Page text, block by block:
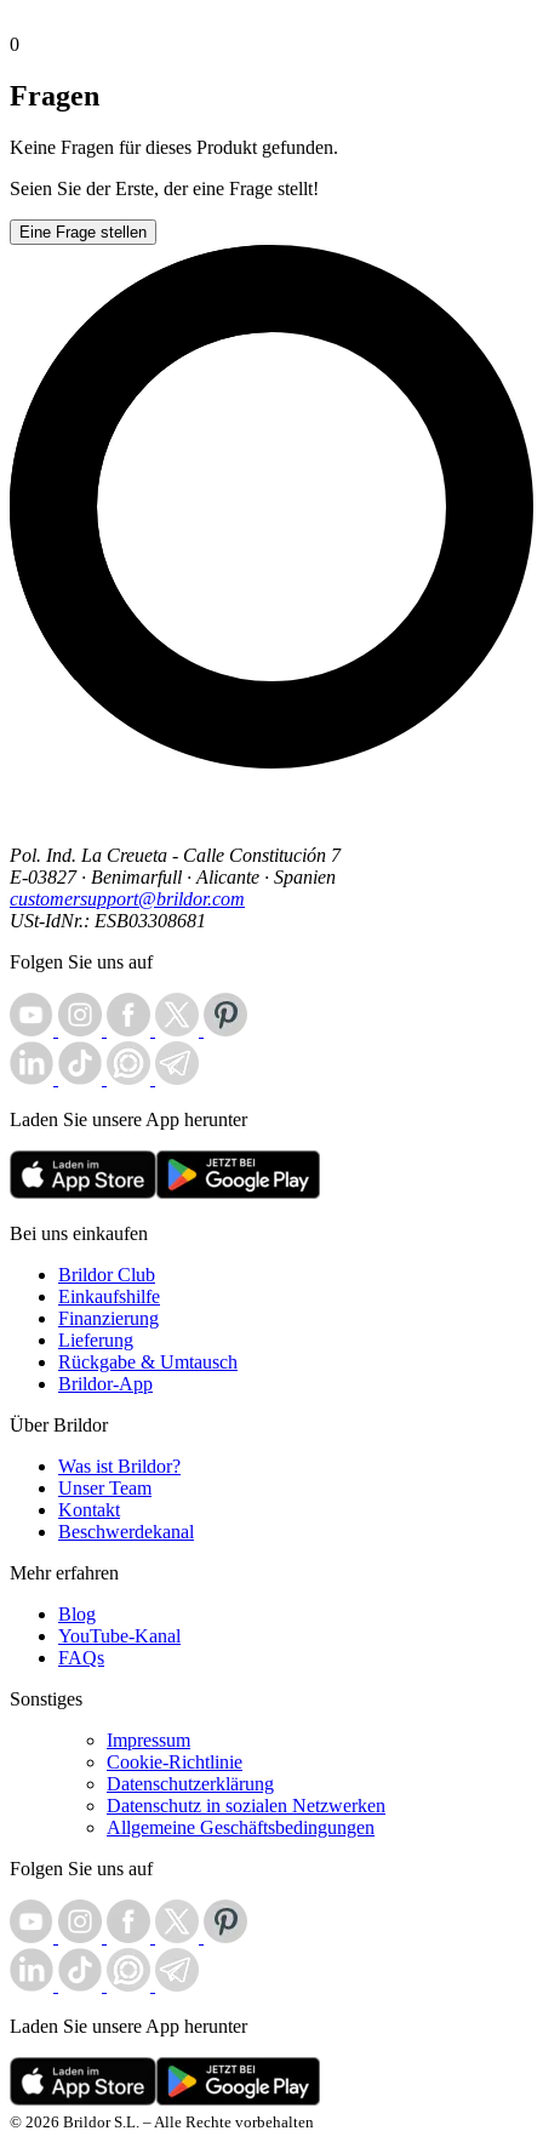
0
Fragen
Keine Fragen für dieses Produkt gefunden.
Seien Sie der Erste, der eine Frage stellt!
Eine Frage stellen
Pol. Ind. La Creueta - Calle Constitución 7
E-03827 · Benimarfull · Alicante · Spanien
customersupport@brildor.com
USt-IdNr.: ESB03308681
Folgen Sie uns auf
Laden Sie unsere App herunter
Bei uns einkaufen
Brildor Club
Einkaufshilfe
Finanzierung
Lieferung
Rückgabe & Umtausch
Brildor-App
Über Brildor
Was ist Brildor?
Unser Team
Kontakt
Beschwerdekanal
Mehr erfahren
Blog
YouTube-Kanal
FAQs
Sonstiges
Impressum
Cookie-Richtlinie
Datenschutzerklärung
Datenschutz in sozialen Netzwerken
Allgemeine Geschäftsbedingungen
Folgen Sie uns auf
Laden Sie unsere App herunter
© 2026 Brildor S.L. – Alle Rechte vorbehalten